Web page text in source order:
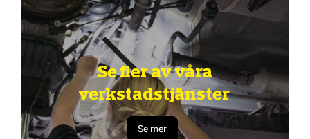
Se fler av våra
verkstadstjänster
Se mer